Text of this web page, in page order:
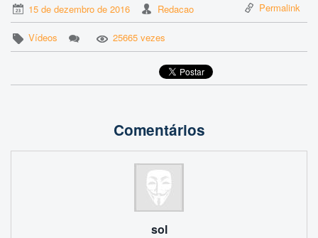
15 de dezembro de 2016 Redacao Permalink
Vídeos 25665 vezes
Comentários
sol